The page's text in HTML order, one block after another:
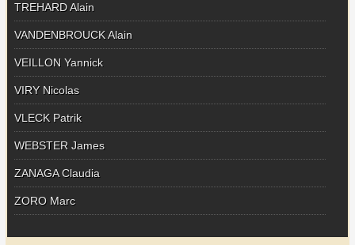
TREHARD Alain
VANDENBROUCK Alain
VEILLON Yannick
VIRY Nicolas
VLECK Patrik
WEBSTER James
ZANAGA Claudia
ZORO Marc